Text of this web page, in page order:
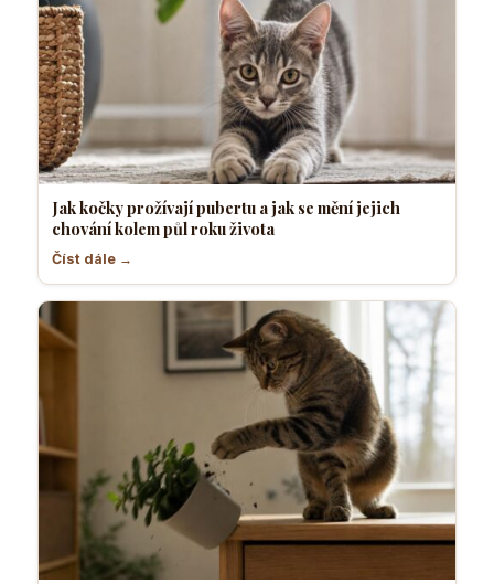
Jak kočky prožívají pubertu a jak se mění jejich
chování kolem půl roku života
Číst dále →